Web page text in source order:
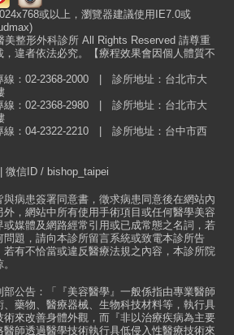
或以上，瀏覽器建議使用IE7.0或
整形外科診所 All Rights Reserved 請尊重
違者依法必究。【療程效果會因個人體質不
線：02-2368-2000 | 診所地址：台北市大
線：02-2368-2980 | 診所地址：台北市大
線：04-2322-2210 | 診所地址：台中市西
微信ID / bishop_taipei
病患簽署同意書，徵求病患同意後在網站內
，網站中所有使用手術項目或任何醫學美容
媒體及網路經常引用或已成常態之名詞，若
題，請向本診所留言系統或致電本診所告
有不恰當或違反醫療法規之內容，本診所院
部公告：「『美容醫學』一般係指由專業醫師
藥物、醫療器械、生物科技材料等，執行具
來改善身體外觀，而『非以治療疾病為主要
醫師透過醫學技術執行具低侵入性醫療技術來